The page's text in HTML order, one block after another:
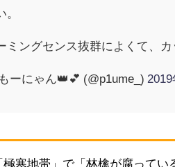
。
ミングセンス抜群によくて、
ーにゃん👑💕 (@p1ume_) 2019
極寒地帯」で「林檎が腐って